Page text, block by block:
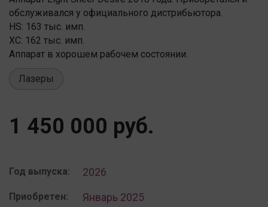
обслуживался у официального дистрибьютора.
HS: 163 тыс. имп.
XC: 162 тыс. имп.
Аппарат в хорошем рабочем состоянии.
Лазеры
1 450 000 руб.
Год выпуска: 2026
Приобретен: Январь 2025